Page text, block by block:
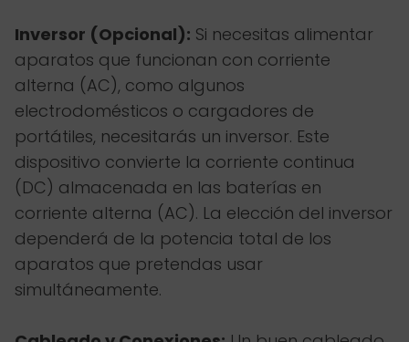
Inversor (Opcional): Si necesitas alimentar
aparatos que funcionan con corriente
alterna (AC), como algunos
electrodomésticos o cargadores de
portátiles, necesitarás un inversor. Este
dispositivo convierte la corriente continua
(DC) almacenada en las baterías en
corriente alterna (AC). La elección del inversor
dependerá de la potencia total de los
aparatos que pretendas usar
simultáneamente.